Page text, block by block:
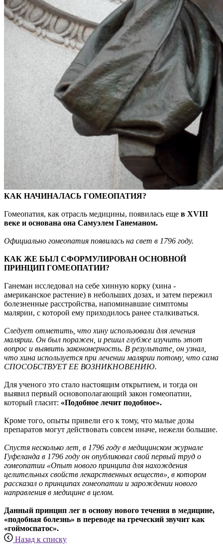
КАК НАЧИНАЛАСЬ ГОМЕОПАТИЯ?
Гомеопатия, как отрасль медицины, появилась еще в XVIII
веке и основана она Самуэлем Ганеманом.
Официально гомеопатия появилась на свет в 1796 году.
КАК ЖЕ БЫЛ СФОРМУЛИРОВАН ОСНОВНОЙ
ПРИНЦИП ГОМЕОПАТИИ?
Ганеман исследовал на себе хинную корку (хина -
американское растение) в небольших дозах, и затем пережил
болезненные расстройства, напоминавшие симптомы
малярии, с которой ему приходилось ранее сталкиваться.
Следует отметить, что хину использовали для лечения
малярии. Он был поражен, и решил глубже изучить этот
вопрос и выявить закономерность. В результате, он узнал,
что хина используется при лечении малярии потому, что сама
СПОСОБСТВУЕТ ЕЕ ВОЗНИКНОВЕНИЮ.
Для ученого это стало настоящим открытием, и тогда он
выявил первый основополагающий закон гомеопатии,
который гласит: «Подобное лечит подобное».
Кроме того, опыты привели его к тому, что малые дозы
препаратов могут действовать совсем иначе, нежели большие.
Спустя несколько лет, в 1796 году в медицинском журнале
Гуфеланда в 1796 году он опубликовал свой первый труд о
гомеопатии «Опыт нового принципа для нахождения
целительных свойств лекарственных веществ», в котором
рассказал о принципах гомеопатии и зарождении нового
направления в медицине в целом.
Данный принцип лег в основу нового течения в медицине,
«подобная болезнь» в переводе на греческий звучит как
«гоймоспатос».
Назад к списку